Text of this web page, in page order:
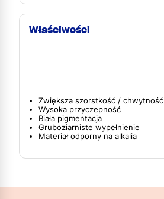
Właściwości
Zwiększa szorstkość / chwytność
Wysoka przyczepność
Biała pigmentacja
Gruboziarniste wypełnienie
Materiał odporny na alkalia